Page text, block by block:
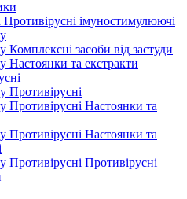
імуностимулюючі
засоби від застуди
Настоянки та екстракти
Противірусні
Противірусні Настоянки та
Противірусні Настоянки та
Противірусні Противірусні